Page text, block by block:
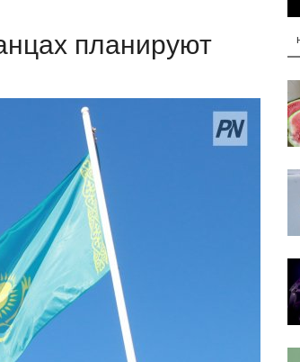
планируют